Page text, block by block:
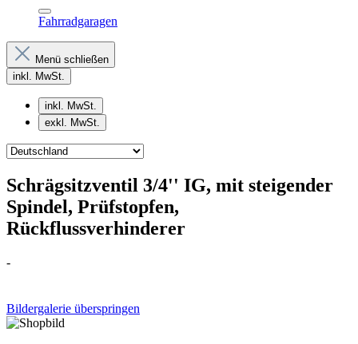
Fahrradgaragen
Menü schließen
inkl. MwSt.
inkl. MwSt.
exkl. MwSt.
Schrägsitzventil 3/4'' IG, mit steigender
Spindel, Prüfstopfen,
Rückflussverhinderer
-
Bildergalerie überspringen